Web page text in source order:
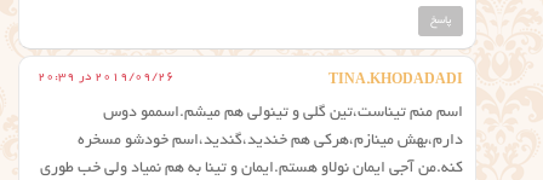
پاسخ
TINA.KHODADADI 2019/09/26 در 20:39
اسم منم تیناست،تین گلی و تینولی هم میشم.اسممو دوس
دارم،بهش مینازم،هرکی هم خندید،گندید،اسم خودشو مسخره
کنه.من آجی ایمان نولاو هستم.ایمان و تینا به هم نمیاد ولی خب طوری